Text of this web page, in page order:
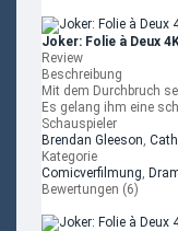
Joker: Folie à Deux
Review
Beschreibung
Mit dem Durchbruch
Es gelang ihm eine
Schauspieler
Brendan Gleeson,
Kategorie
Comicverfilmung,
Bewertungen (6)